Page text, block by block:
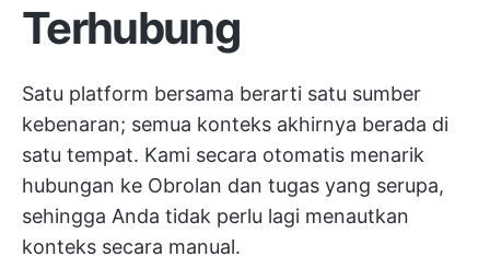
Terhubung
Satu platform bersama berarti satu sumber
kebenaran; semua konteks akhirnya berada di
satu tempat. Kami secara otomatis menarik
hubungan ke Obrolan dan tugas yang serupa,
sehingga Anda tidak perlu lagi menautkan
konteks secara manual.